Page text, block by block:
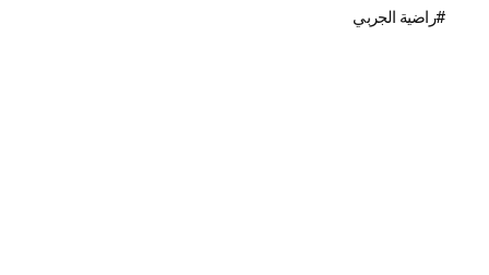
راضية الجربي